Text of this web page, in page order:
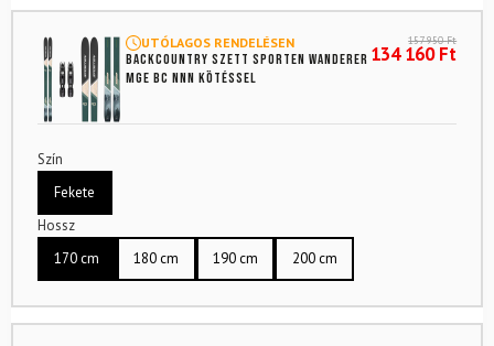
Értékelés
az 5-
ből,
10
értékelés
alapján
UTÓLAGOS RENDELÉSEN
Backcountry szett SPORTEN Wanderer
MgE BC NNN kötéssel
157 950Ft
134 160Ft
Szín
Fekete
Hossz
170 cm
180 cm 190 cm 200 cm